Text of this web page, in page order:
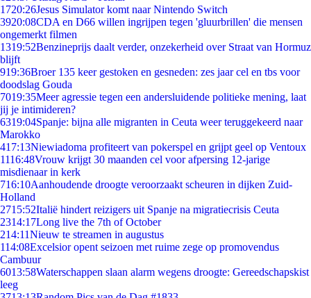
1720:26Jesus Simulator komt naar Nintendo Switch
3920:08CDA en D66 willen ingrijpen tegen 'gluurbrillen' die mensen
ongemerkt filmen
1319:52Benzineprijs daalt verder, onzekerheid over Straat van Hormuz
blijft
919:36Broer 135 keer gestoken en gesneden: zes jaar cel en tbs voor
doodslag Gouda
7019:35Meer agressie tegen een andersluidende politieke mening, laat
jij je intimideren?
6319:04Spanje: bijna alle migranten in Ceuta weer teruggekeerd naar
Marokko
417:13Niewiadoma profiteert van pokerspel en grijpt geel op Ventoux
1116:48Vrouw krijgt 30 maanden cel voor afpersing 12-jarige
misdienaar in kerk
716:10Aanhoudende droogte veroorzaakt scheuren in dijken Zuid-
Holland
2715:52Italië hindert reizigers uit Spanje na migratiecrisis Ceuta
2314:17Long live the 7th of October
214:11Nieuw te streamen in augustus
114:08Excelsior opent seizoen met ruime zege op promovendus
Cambuur
6013:58Waterschappen slaan alarm wegens droogte: Gereedschapskist
leeg